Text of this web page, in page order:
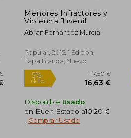
Menores Infractores y
Violencia Juvenil
Abran Fernandez Murcia
Popular, 2015, 1 Edición,
Tapa Blanda, Nuevo
Disponible Usado
en Buen Estado a10,20 €
Comprar Usado